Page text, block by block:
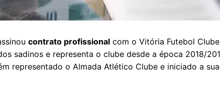
contrato profissional com o Vitória Futebol
sadinos e representa o clube desde a época 2018/
representado o Almada Atlético Clube e iniciado a sua